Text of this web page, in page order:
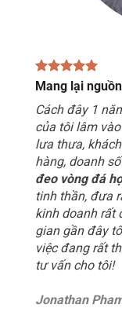
Mang lại
Cách đây 1
của tôi lâm
lưa thưa,
hàng, doanh
đeo vòng đá
tinh thần, đưa
kinh doanh rất
gian gần đây
việc đang rất
tư vấn cho tôi!
Jonathan